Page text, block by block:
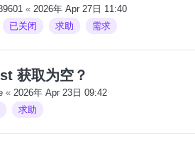
« 2026年 Apr 27日 11:40
已关闭 求助 需求
获取为空？
« 2026年 Apr 23日 09:42
求助